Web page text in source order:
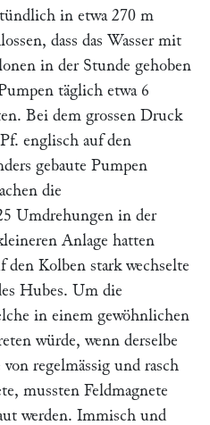
in etwa 270 m
dass das Wasser mit
in der Stunde gehoben
täglich etwa 6
Bei dem grossen Druck
englisch auf den
gebaute Pumpen
die
Umdrehungen in der
Anlage hatten
den Kolben stark wechselte
Hubes. Um die
in einem gewöhnlichen
würde, wenn derselbe
regelmässig und rasch
mussten Feldmagnete
werden. Immisch und